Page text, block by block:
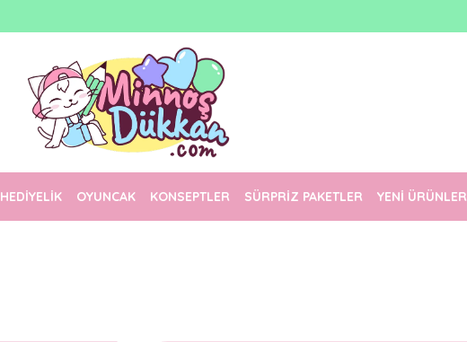
1500 TL Üzeri Ücretsiz Kargo
Tüm Siparişler Aynı Gün Kargoda!
Türkiye'nin En Eğlenceli Kırtasiyesi!
HEDİYELİK OYUNCAK KONSEPTLER SÜRPRİZ PAKETLER YENİ ÜRÜNLER